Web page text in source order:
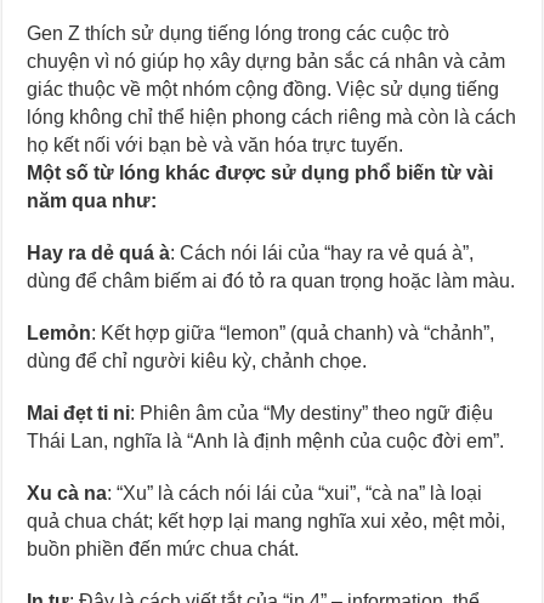
Gen Z thích sử dụng tiếng lóng trong các cuộc trò
chuyện vì nó giúp họ xây dựng bản sắc cá nhân và cảm
giác thuộc về một nhóm cộng đồng. Việc sử dụng tiếng
lóng không chỉ thể hiện phong cách riêng mà còn là cách
họ kết nối với bạn bè và văn hóa trực tuyến.
Một số từ lóng khác được sử dụng phổ biến từ vài
năm qua như:
Hay ra dẻ quá à: Cách nói lái của “hay ra vẻ quá à”,
dùng để châm biếm ai đó tỏ ra quan trọng hoặc làm màu.
Lemỏn: Kết hợp giữa “lemon” (quả chanh) và “chảnh”,
dùng để chỉ người kiêu kỳ, chảnh chọe.
Mai đẹt ti ni: Phiên âm của “My destiny” theo ngữ điệu
Thái Lan, nghĩa là “Anh là định mệnh của cuộc đời em”.
Xu cà na: “Xu” là cách nói lái của “xui”, “cà na” là loại
quả chua chát; kết hợp lại mang nghĩa xui xẻo, mệt mỏi,
buồn phiền đến mức chua chát.